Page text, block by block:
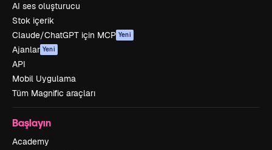
AI ses oluşturucu
Stok içerik
Claude/ChatGPT için MCP Yeni
Ajanlar Yeni
API
Mobil Uygulama
Tüm Magnific araçları
Başlayın
Academy